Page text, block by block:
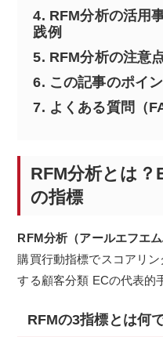
4. RFM分析の活用
践例
5. RFM分析の注意
6. この記事のポイ
7. よくある質問（
RFM分析とは
の指標
RFM分析（アールエフエム
購買行動指標でスコアリ
する顧客分類 ECの代表的
RFMの3指標とは何